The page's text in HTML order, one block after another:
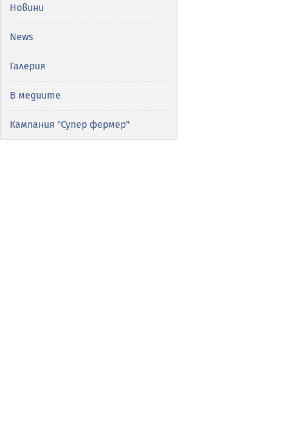
Новини
News
Галерия
В медиите
Кампания "Супер фермер"